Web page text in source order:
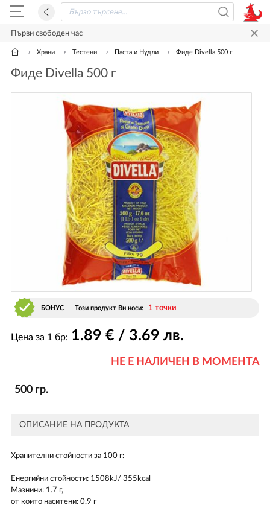
Първи свободен час
Храни Тестени Паста и Нудли Фиде Divella 500 г
Фиде Divella 500 г
БОНУС Този продукт Ви носи: 1 точки
Цена за 1 бр: 1.89 € / 3.69 лв.
НЕ Е НАЛИЧЕН В МОМЕНТА
500 гр.
ОПИСАНИЕ НА ПРОДУКТА
Хранителни стойности за 100 г:
Енергийни стойности: 1508kJ/ 355kcal
Мазнини: 1.7 г,
от които наситени: 0.9 г